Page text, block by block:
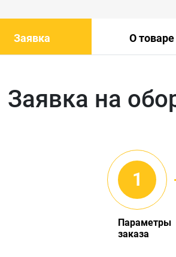
Заявка О товаре
Заявка на
Параметры
заказа